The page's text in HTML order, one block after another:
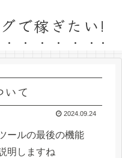
で稼ぎたい!
いて
2024.09.24
ールの最後の機能
明しますね